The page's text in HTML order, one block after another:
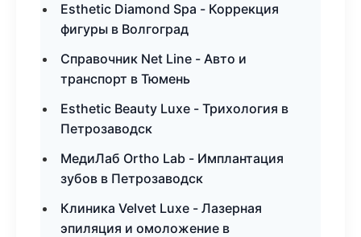
Esthetic Diamond Spa - Коррекция
фигуры в Волгоград
Справочник Net Line - Авто и
транспорт в Тюмень
Esthetic Beauty Luxe - Трихология в
Петрозаводск
МедиЛаб Ortho Lab - Имплантация
зубов в Петрозаводск
Клиника Velvet Luxe - Лазерная
эпиляция и омоложение в